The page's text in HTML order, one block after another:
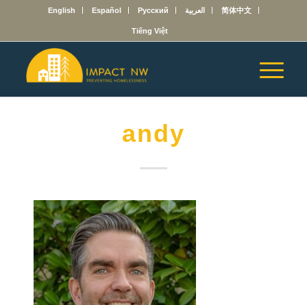
English Español Русский العربية 简体中文
Tiếng Việt
andy